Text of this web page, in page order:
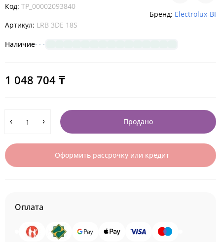
Код: TP_00002093840
Артикул: LRB 3DE 18S
Наличие
Бренд: Electrolux-BI
1 048 704 ₸
Продано
Оформить рассрочку или кредит
Оплата